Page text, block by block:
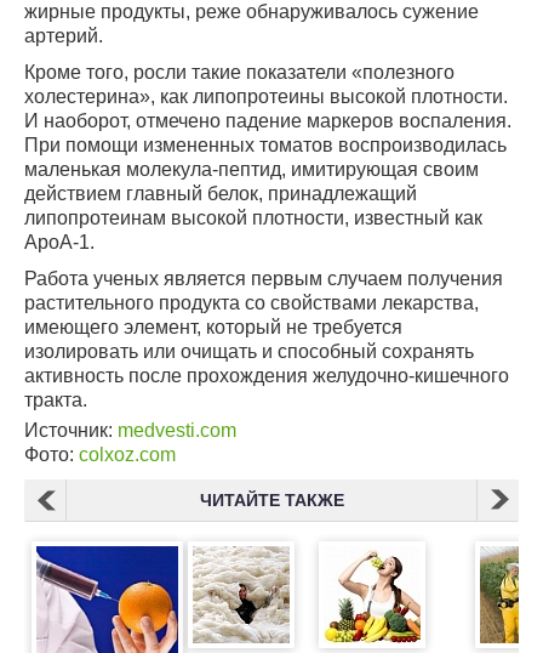
жирные продукты, реже обнаруживалось сужение
артерий.
Кроме того, росли такие показатели «полезного
холестерина», как липопротеины высокой плотности.
И наоборот, отмечено падение маркеров воспаления.
При помощи измененных томатов воспроизводилась
маленькая молекула-пептид, имитирующая своим
действием главный белок, принадлежащий
липопротеинам высокой плотности, известный как
ApoA-1.
Работа ученых является первым случаем получения
растительного продукта со свойствами лекарства,
имеющего элемент, который не требуется
изолировать или очищать и способный сохранять
активность после прохождения желудочно-кишечного
тракта.
Источник: medvesti.com
Фото: colxoz.com
ЧИТАЙТЕ ТАКЖЕ